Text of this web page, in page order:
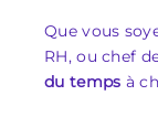
Que vous
RH, ou chef
du temps à